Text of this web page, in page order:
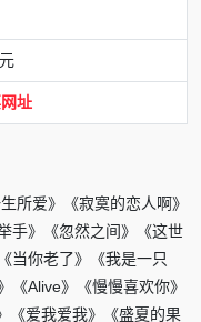
址
所爱》《寂寞的恋人啊》
手》《忽然之间》《这世
当你老了》《我是一只
《Alive》《慢慢喜欢你》
《爱我爱我》《盛夏的果